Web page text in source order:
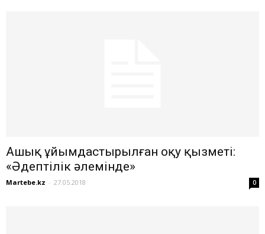
Ашық ұйымдастырылған оқу қызметі:
«Әдептілік әлемінде»
Martebe.kz - 27.05.2018 0